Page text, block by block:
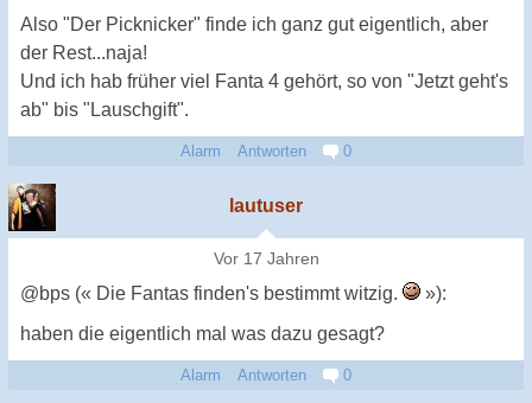
Also "Der Picknicker" finde ich ganz gut eigentlich, aber
der Rest...naja!
Und ich hab früher viel Fanta 4 gehört, so von "Jetzt geht's
ab" bis "Lauschgift".
Alarm Antworten 0
lautuser
Vor 17 Jahren
@bps (« Die Fantas finden's bestimmt witzig.
»):
haben die eigentlich mal was dazu gesagt?
Alarm Antworten 0